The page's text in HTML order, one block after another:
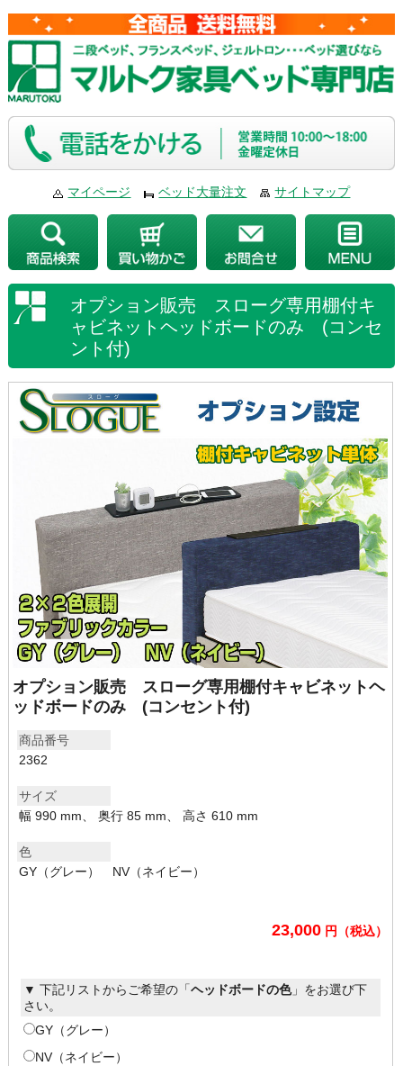
マイページ ベッド大量注文 サイトマップ
オプション販売 スローグ専用棚付キ
ャビネットヘッドボードのみ (コンセ
ント付)
オプション販売 スローグ専用棚付キャビネットヘ
ッドボードのみ (コンセント付)
商品番号
2362
サイズ
幅 990 mm、 奥行 85 mm、 高さ 610 mm
色
GY（グレー） NV（ネイビー）
23,000 円（税込）
▼ 下記リストからご希望の「ヘッドボードの色」をお選び下
さい。
GY（グレー）
NV（ネイビー）